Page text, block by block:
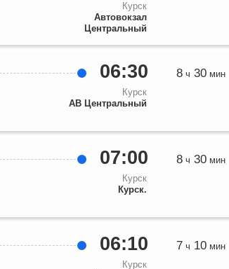
Курск
Автовокзал
Центральный
06:30
Курск
АВ Центральный
8ч 30мин
07:00
Курск
Курск.
8ч 30мин
06:10
Курск
7 ч 10мин